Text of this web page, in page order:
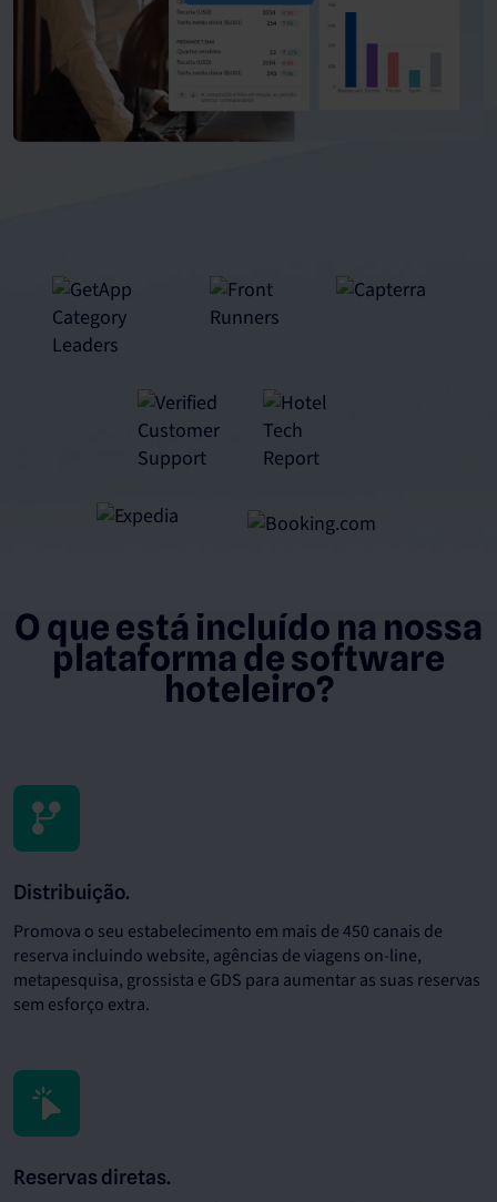
O que está incluído na nossa
plataforma de software
hoteleiro?
Distribuição.
Promova o seu estabelecimento em mais de 450 canais de
reserva incluindo website, agências de viagens on-line,
metapesquisa, grossista e GDS para aumentar as suas reservas
sem esforço extra.
Reservas diretas.